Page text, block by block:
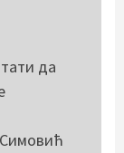
да